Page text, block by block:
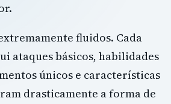
fluidos. Cada
ataques básicos, habilidades
únicos e características
drasticamente a forma de